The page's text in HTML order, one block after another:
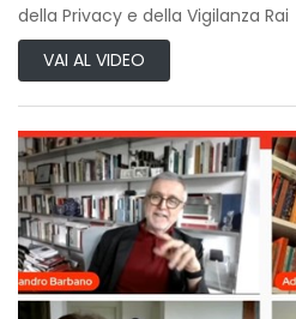
della Privacy e della Vigilanza Rai
VAI AL VIDEO